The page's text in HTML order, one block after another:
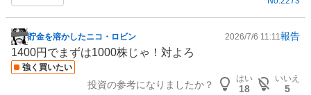
掲
示
板
貯金を溶かしたニコ・ロビン 2026/7/6 11:11 報告
1400円でまずは1000株じゃ！対よろ
強く買いたい
投資の参考になりましたか？
はい
18
いいえ
5